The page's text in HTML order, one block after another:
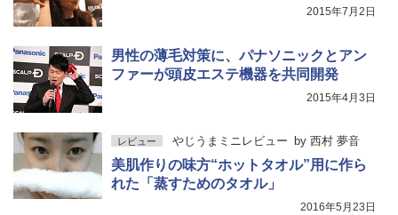
2015年7月2日
男性の薄毛対策に、パナソニックとアン
ファーが頭皮エステ機器を共同開発
2015年4月3日
レビュー やじうまミニレビュー by 西村 夢音
美肌作りの味方“ホットタオル”用に作ら
れた「蒸すためのタオル」
2016年5月23日